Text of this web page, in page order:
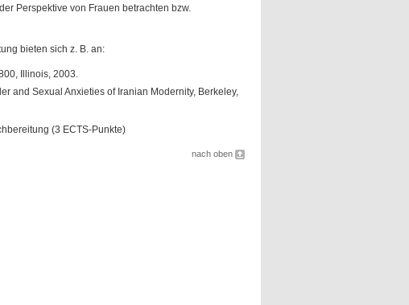
Perspektive von Frauen betrachten bzw.
bieten sich z. B. an:
Illinois, 2003.
and Sexual Anxieties of Iranian Modernity, Berkeley,
(3 ECTS-Punkte)
nach oben